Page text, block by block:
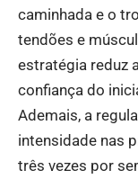
caminhada e o
tendões e
estratégia reduz
confiança do
Ademais, a
intensidade nas
três vezes por